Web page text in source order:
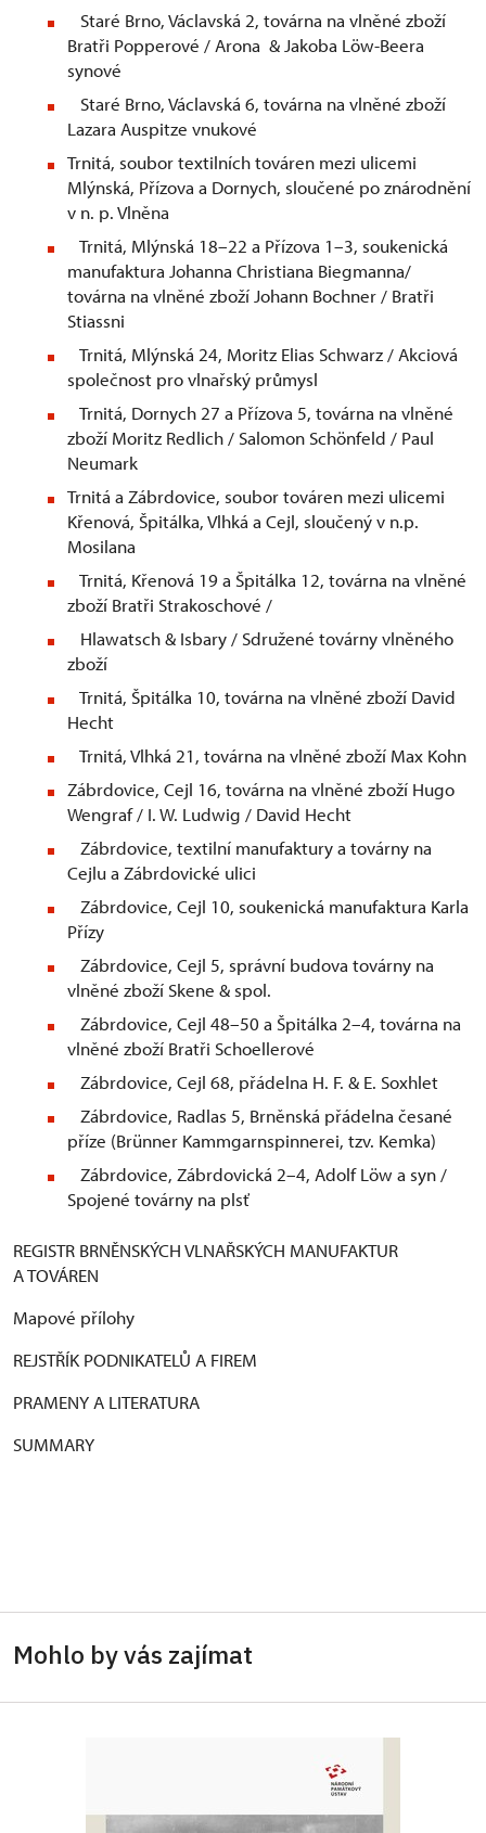
Staré Brno, Václavská 2, továrna na vlněné zboží
Bratři Popperové / Arona & Jakoba Löw-Beera
synové
Staré Brno, Václavská 6, továrna na vlněné zboží
Lazara Auspitze vnukové
Trnitá, soubor textilních továren mezi ulicemi
Mlýnská, Přízova a Dornych, sloučené po znárodnění
v n. p. Vlněna
Trnitá, Mlýnská 18–22 a Přízova 1–3, soukenická
manufaktura Johanna Christiana Biegmanna/
továrna na vlněné zboží Johann Bochner / Bratři
Stiassni
Trnitá, Mlýnská 24, Moritz Elias Schwarz / Akciová
společnost pro vlnařský průmysl
Trnitá, Dornych 27 a Přízova 5, továrna na vlněné
zboží Moritz Redlich / Salomon Schönfeld / Paul
Neumark
Trnitá a Zábrdovice, soubor továren mezi ulicemi
Křenová, Špitálka, Vlhká a Cejl, sloučený v n.p.
Mosilana
Trnitá, Křenová 19 a Špitálka 12, továrna na vlněné
zboží Bratři Strakoschové /
Hlawatsch & Isbary / Sdružené továrny vlněného
zboží
Trnitá, Špitálka 10, továrna na vlněné zboží David
Hecht
Trnitá, Vlhká 21, továrna na vlněné zboží Max Kohn
Zábrdovice, Cejl 16, továrna na vlněné zboží Hugo
Wengraf / I. W. Ludwig / David Hecht
Zábrdovice, textilní manufaktury a továrny na
Cejlu a Zábrdovické ulici
Zábrdovice, Cejl 10, soukenická manufaktura Karla
Přízy
Zábrdovice, Cejl 5, správní budova továrny na
vlněné zboží Skene & spol.
Zábrdovice, Cejl 48–50 a Špitálka 2–4, továrna na
vlněné zboží Bratři Schoellerové
Zábrdovice, Cejl 68, přádelna H. F. & E. Soxhlet
Zábrdovice, Radlas 5, Brněnská přádelna česané
příze (Brünner Kammgarnspinnerei, tzv. Kemka)
Zábrdovice, Zábrdovická 2–4, Adolf Löw a syn /
Spojené továrny na plsť
REGISTR BRNĚNSKÝCH VLNAŘSKÝCH MANUFAKTUR
A TOVÁREN
Mapové přílohy
REJSTŘÍK PODNIKATELŮ A FIREM
PRAMENY A LITERATURA
SUMMARY
Mohlo by vás zajímat